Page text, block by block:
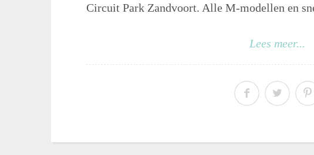
Circuit Park Zandvoort. Alle M-modellen en
Lees meer...